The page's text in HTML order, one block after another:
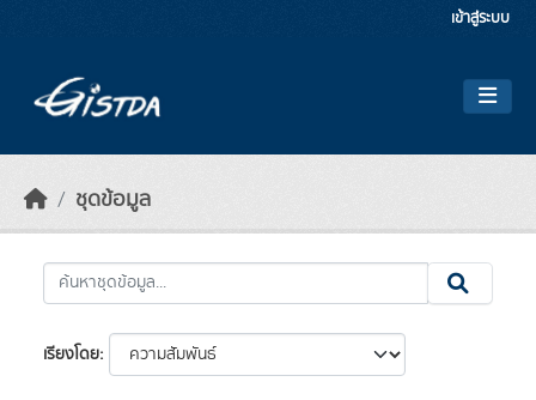
เข้าสู่ระบบ
ชุดข้อมูล
เรียงโดย